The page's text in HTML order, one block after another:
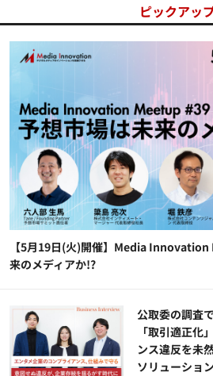
ピックアッ
【5月19日(火)開催】Media
来のメディアか!?
公​​取委の調査
「取引適正化
ンス違反を未
ソリューショ